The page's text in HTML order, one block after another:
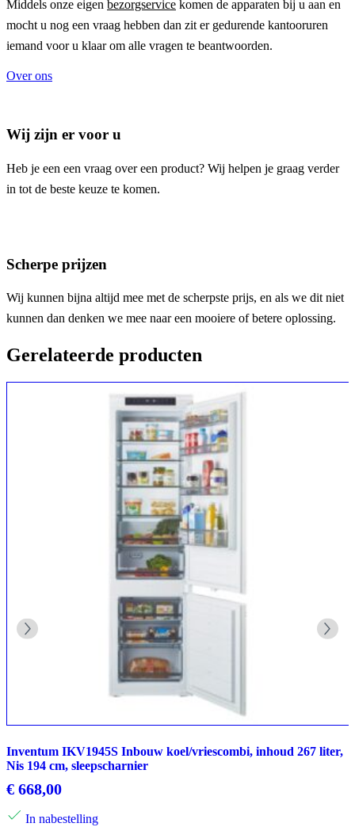
Middels onze eigen bezorgservice komen de apparaten bij u aan en
mocht u nog een vraag hebben dan zit er gedurende kantooruren
iemand voor u klaar om alle vragen te beantwoorden.
Over ons
Wij zijn er voor u
Heb je een een vraag over een product? Wij helpen je graag verder
in tot de beste keuze te komen.
Scherpe prijzen
Wij kunnen bijna altijd mee met de scherpste prijs, en als we dit niet
kunnen dan denken we mee naar een mooiere of betere oplossing.
Gerelateerde producten
Inventum IKV1945S Inbouw koel/vriescombi, inhoud 267 liter,
Nis 194 cm, sleepscharnier
€ 668,00
In nabestelling